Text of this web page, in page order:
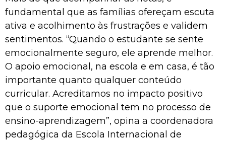
fundamental que as famílias ofereçam escuta
ativa e acolhimento às frustrações e validem
sentimentos. “Quando o estudante se sente
emocionalmente seguro, ele aprende melhor.
O apoio emocional, na escola e em casa, é tão
importante quanto qualquer conteúdo
curricular. Acreditamos no impacto positivo
que o suporte emocional tem no processo de
ensino-aprendizagem”, opina a coordenadora
pedagógica da Escola Internacional de